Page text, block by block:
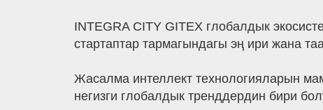
INTEGRA CITY GITEX глобалдык
стартаптар тармагындагы эң ири жана
Жасалма интеллект технологияларын
негизги глобалдык тренддердин бири